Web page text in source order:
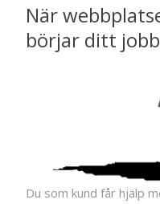
När
börjar ditt
Du som kund får hjälp